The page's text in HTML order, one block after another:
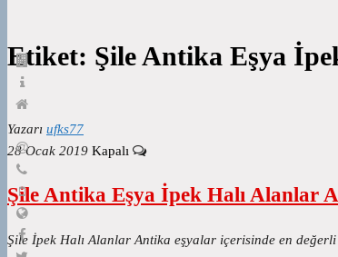
Etiket: Şile Antika Eşya
Yazarı ufks77
28 Ocak 2019 Kapalı
Şile Antika Eşya İpek Halı Alanlar
Şile İpek Halı Alanlar Antika eşyalar içerisinde en